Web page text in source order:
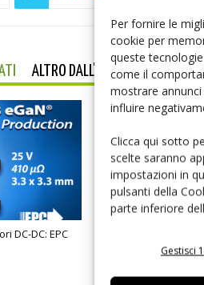
Per fornire le
cookie per
queste
come il
mostrare
influire
Clicca qui sotto
scelte saranno
impostazioni in
pulsanti della
parte inferiore
Gestisci
ALTRO DALL'AUTORE
DC-DC: EPC
novità Nexperia